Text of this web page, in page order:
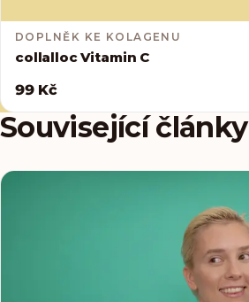
DOPLNĚK KE KOLAGENU
collalloc Vitamin C
99 Kč
Související články